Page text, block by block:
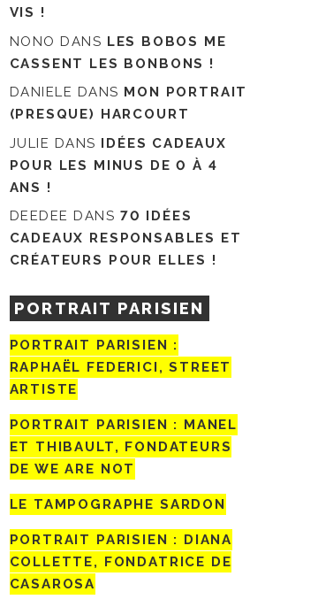
VIS !
NONO DANS LES BOBOS ME
CASSENT LES BONBONS !
DANIELE DANS MON PORTRAIT
(PRESQUE) HARCOURT
JULIE DANS IDÉES CADEAUX
POUR LES MINUS DE 0 À 4
ANS !
DEEDEE DANS 70 IDÉES
CADEAUX RESPONSABLES ET
CRÉATEURS POUR ELLES !
PORTRAIT PARISIEN
PORTRAIT PARISIEN :
RAPHAËL FEDERICI, STREET
ARTISTE
PORTRAIT PARISIEN : MANEL
ET THIBAULT, FONDATEURS
DE WE ARE NOT
LE TAMPOGRAPHE SARDON
PORTRAIT PARISIEN : DIANA
COLLETTE, FONDATRICE DE
CASAROSA